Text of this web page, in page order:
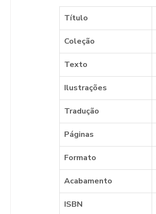
Título
Coleção
Texto
Ilustrações
Tradução
Páginas
Formato
Acabamento
ISBN